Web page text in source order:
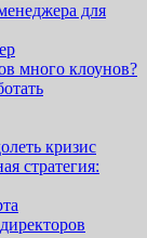
для
много клоунов?
кризис
стратегия: